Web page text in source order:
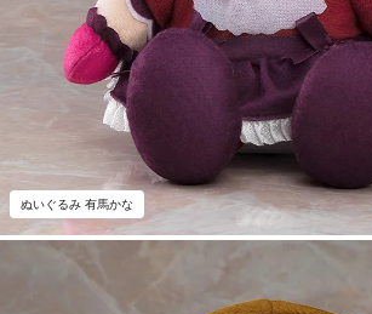
ぬいぐるみ 有馬かな